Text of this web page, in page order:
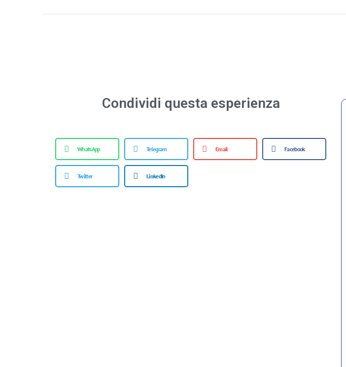
Condividi questa esperienza
WhatsApp Telegram Email Facebook
Twitter LinkedIn